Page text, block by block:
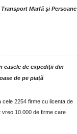
Marfă și Persoane
casele de expediții din
de pe piață
cele 2254 firme cu licenta de
vreo 10.000 de firme care